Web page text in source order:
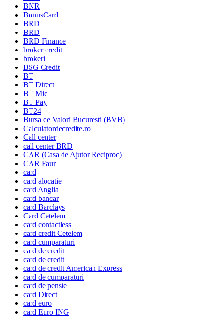
BNR
BonusCard
BRD
BRD
BRD Finance
broker credit
brokeri
BSG Credit
BT
BT Direct
BT Mic
BT Pay
BT24
Bursa de Valori Bucuresti (BVB)
Calculatordecredite.ro
Call center
call center BRD
CAR (Casa de Ajutor Reciproc)
CAR Faur
card
card alocatie
card Anglia
card bancar
card Barclays
Card Cetelem
card contactless
card credit Cetelem
card cumparaturi
card de credit
card de credit
card de credit American Express
card de cumparaturi
card de pensie
card Direct
card euro
card Euro ING